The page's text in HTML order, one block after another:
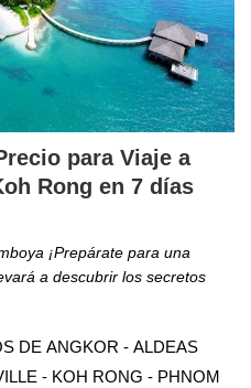
para Viaje a
Rong en 7 días
¡Prepárate para una
a descubrir los secretos
DE ANGKOR - ALDEAS
- PHNOM